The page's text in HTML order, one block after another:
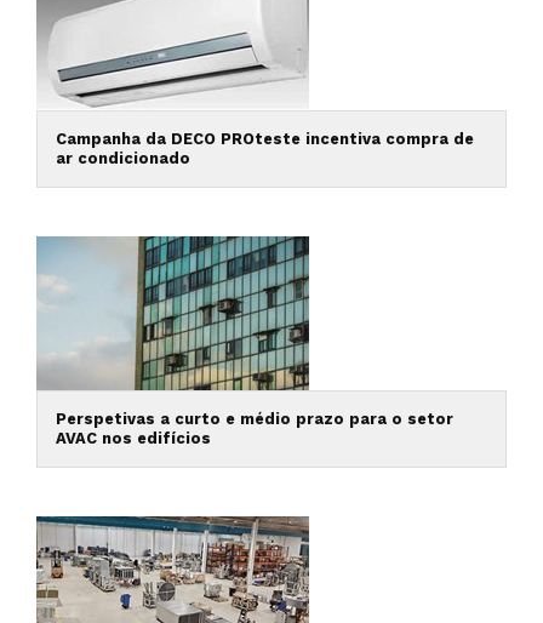
Campanha da DECO PROteste incentiva compra de
ar condicionado
Perspetivas a curto e médio prazo para o setor
AVAC nos edifícios